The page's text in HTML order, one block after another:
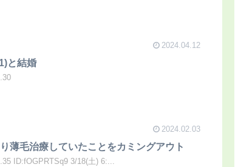
2024.04.12
と結婚
2024.02.03
薄毛治療していたことをカミングアウト
ID:fOGPRTSq9 3/18(土) 6:...